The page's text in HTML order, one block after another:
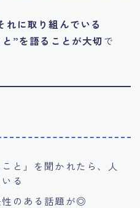
れに取り組んでいる
”を語ることが大切 で
と」を聞かれたら、人
る
性のある話題が◎